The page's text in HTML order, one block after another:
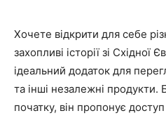
Хочете відкрити для себе
захопливі історії зі Східної
ідеальний додаток для
та інші незалежні
початку, він пропонує